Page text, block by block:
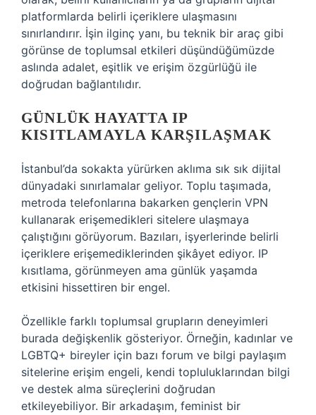
platformlarda belirli içeriklere ulaşmasını
sınırlandırır. İşin ilginç yanı, bu teknik bir araç gibi
görünse de toplumsal etkileri düşündüğümüzde
aslında adalet, eşitlik ve erişim özgürlüğü ile
doğrudan bağlantılıdır.
GÜNLÜK HAYATTA IP
KISITLAMAYLA KARŞILAŞMAK
İstanbul’da sokakta yürürken aklıma sık sık dijital
dünyadaki sınırlamalar geliyor. Toplu taşımada,
metroda telefonlarına bakarken gençlerin VPN
kullanarak erişemedikleri sitelere ulaşmaya
çalıştığını görüyorum. Bazıları, işyerlerinde belirli
içeriklere erişemediklerinden şikâyet ediyor. IP
kısıtlama, görünmeyen ama günlük yaşamda
etkisini hissettiren bir engel.
Özellikle farklı toplumsal grupların deneyimleri
burada değişkenlik gösteriyor. Örneğin, kadınlar ve
LGBTQ+ bireyler için bazı forum ve bilgi paylaşım
sitelerine erişim engeli, kendi topluluklarından bilgi
ve destek alma süreçlerini doğrudan
etkileyebiliyor. Bir arkadaşım, feminist bir